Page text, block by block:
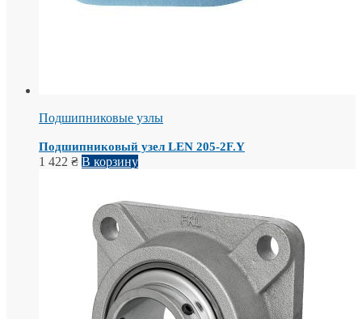
Подшипниковые узлы
Подшипниковый узел LEN 205-2F.Y
1 422 ₴ В корзину